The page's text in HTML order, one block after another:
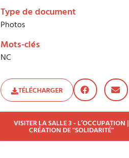
Type de document
Photos
Mots-clés
NC
TÉLÉCHARGER
VISITER LA SALLE 3 - L’OCCUPATION |
CRÉATION DE "SOLIDARITÉ"